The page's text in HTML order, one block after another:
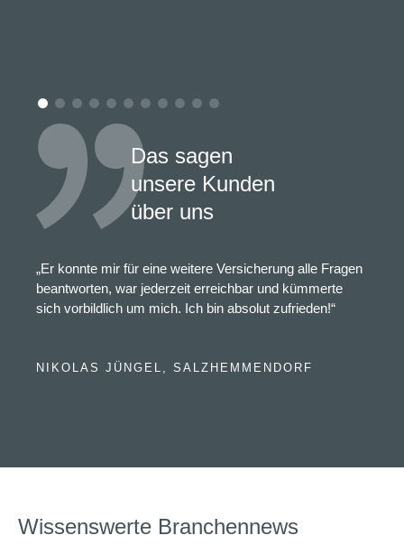
Das sagen
unsere Kunden
über uns
„Er konnte mir für eine weitere Versicherung alle Fragen
beantworten, war jederzeit erreichbar und kümmerte
sich vorbildlich um mich. Ich bin absolut zufrieden!“
NIKOLAS JÜNGEL, SALZHEMMENDORF
Wissenswerte Branchennews